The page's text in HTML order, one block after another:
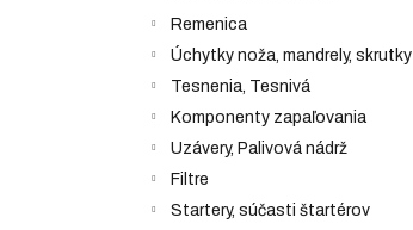
Remenica
Úchytky noža, mandrely, skrutky
Tesnenia, Tesnivá
Komponenty zapaľovania
Uzávery, Palivová nádrž
Filtre
Startery, súčasti štartérov